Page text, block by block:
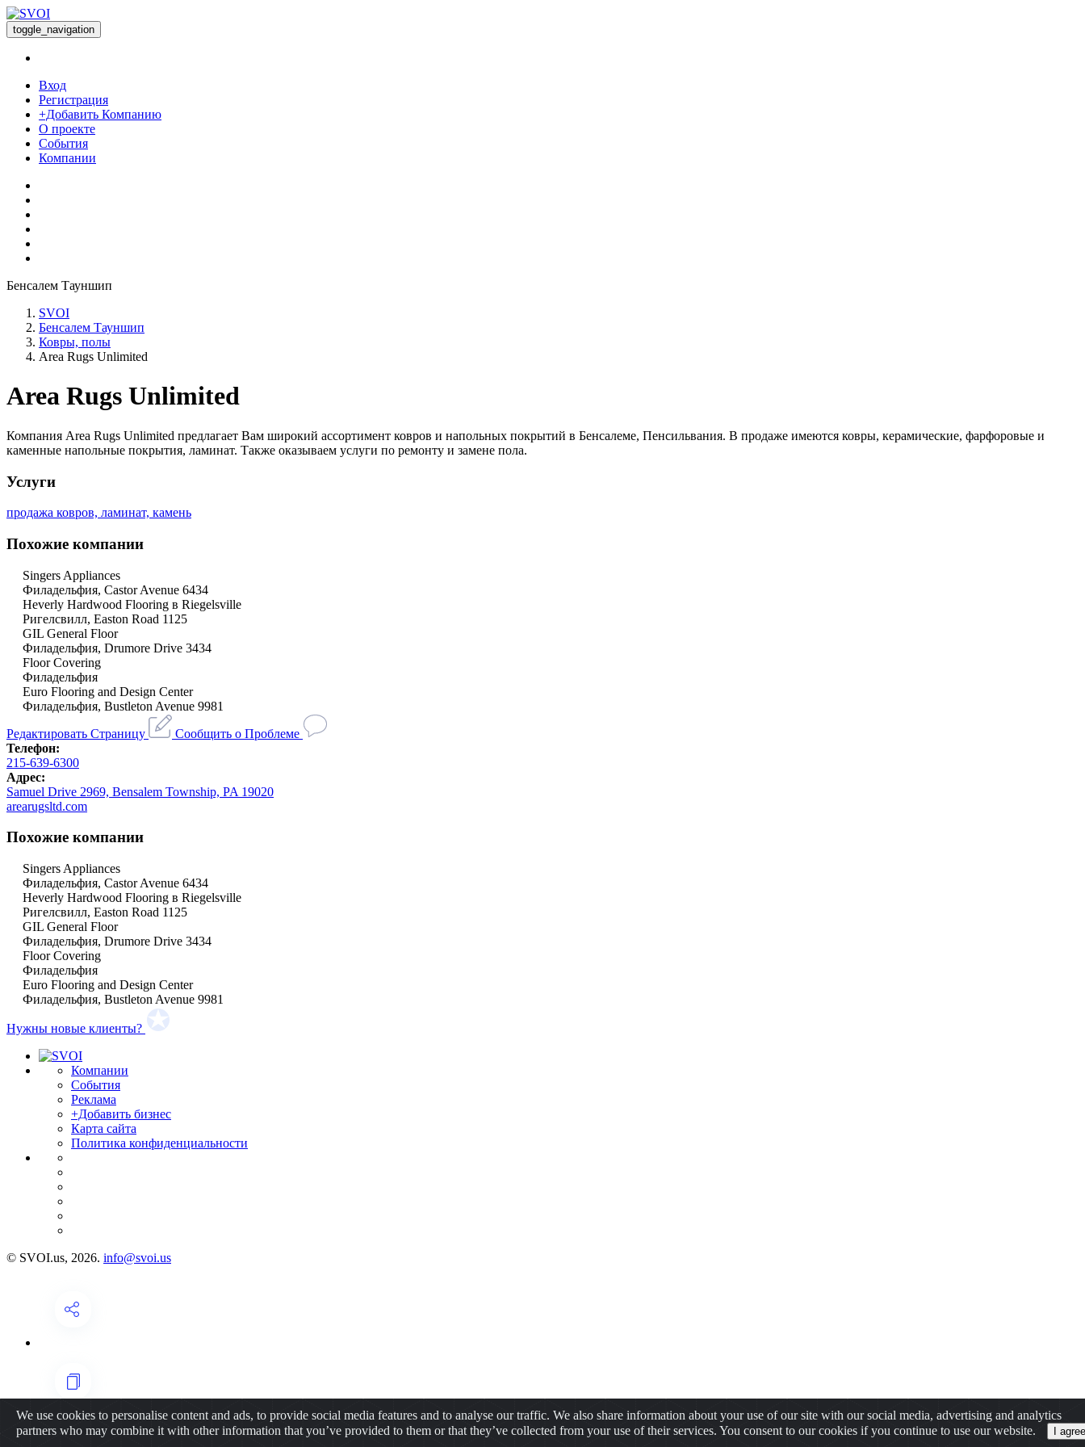
toggle_navigation
Вход
Регистрация
+Добавить Компанию
О проекте
События
Компании
Бенсалем Тауншип
SVOI
Бенсалем Тауншип
Ковры, полы
Area Rugs Unlimited
Area Rugs Unlimited
Компания Area Rugs Unlimited предлагает Вам широкий ассортимент ковров и напольных покрытий в Бенсалеме, Пенсильвания. В продаже имеются ковры, керамические, фарфоровые и
каменные напольные покрытия, ламинат. Также оказываем услуги по ремонту и замене пола.
Услуги
продажа ковров, ламинат, камень
Похожие компании
Singers Appliances
Филадельфия, Castor Avenue 6434
Heverly Hardwood Flooring в Riegelsville
Ригелсвилл, Easton Road 1125
GIL General Floor
Филадельфия, Drumore Drive 3434
Floor Covering
Филадельфия
Euro Flooring and Design Center
Филадельфия, Bustleton Avenue 9981
Редактировать Страницу
Сообщить о Проблеме
Телефон:
215-639-6300
Адрес:
Samuel Drive 2969, Bensalem Township, PA 19020
arearugsltd.com
Похожие компании
Singers Appliances
Филадельфия, Castor Avenue 6434
Heverly Hardwood Flooring в Riegelsville
Ригелсвилл, Easton Road 1125
GIL General Floor
Филадельфия, Drumore Drive 3434
Floor Covering
Филадельфия
Euro Flooring and Design Center
Филадельфия, Bustleton Avenue 9981
Нужны новые клиенты?
Компании
События
Реклама
+Добавить бизнес
Карта сайта
Политика конфиденциальности
© SVOI.us, 2026. info@svoi.us
We use cookies to personalise content and ads, to provide social media features and to analyse our traffic. We also share information about your use of our site with our social media, advertising and analytics
partners who may combine it with other information that you’ve provided to them or that they’ve collected from your use of their services. You consent to our cookies if you continue to use our website.
I agree